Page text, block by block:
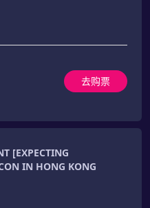
去购票
[EXPECTING
IN HONG KONG